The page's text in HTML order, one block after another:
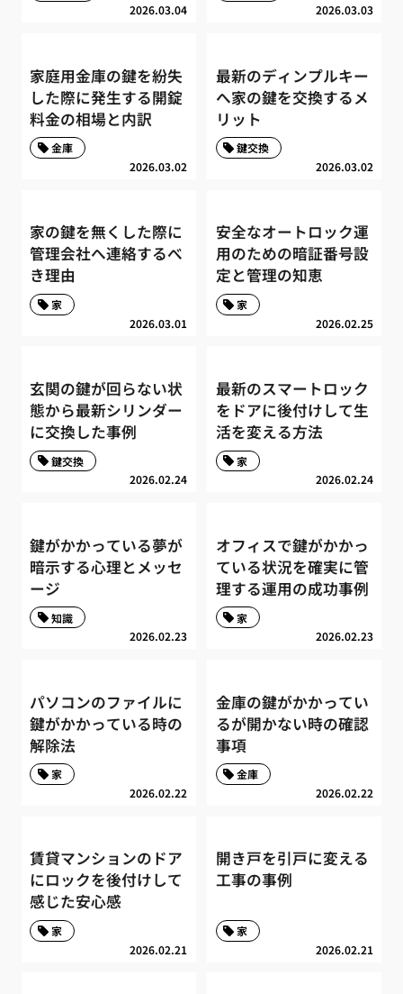
2026.03.04 2026.03.03
家庭用金庫の鍵を紛失
した際に発生する開錠
料金の相場と内訳
2026.03.02
金庫
最新のディンプルキー
へ家の鍵を交換するメ
リット
2026.03.02
鍵交換
家の鍵を無くした際に
管理会社へ連絡するべ
き理由
2026.03.01
家
安全なオートロック運
用のための暗証番号設
定と管理の知恵
2026.02.25
家
玄関の鍵が回らない状
態から最新シリンダー
に交換した事例
2026.02.24
鍵交換
最新のスマートロック
をドアに後付けして生
活を変える方法
2026.02.24
家
鍵がかかっている夢が
暗示する心理とメッセ
ージ
2026.02.23
知識
オフィスで鍵がかかっ
ている状況を確実に管
理する運用の成功事例
2026.02.23
家
パソコンのファイルに
鍵がかかっている時の
解除法
2026.02.22
家
金庫の鍵がかかってい
るが開かない時の確認
事項
2026.02.22
金庫
賃貸マンションのドア
にロックを後付けして
感じた安心感
2026.02.21
家
開き戸を引戸に変える
工事の事例
2026.02.21
家